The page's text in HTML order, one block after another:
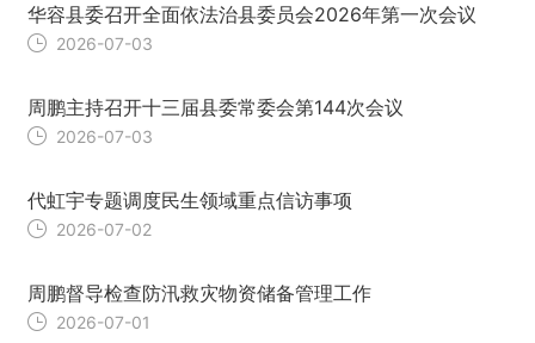
华容县委召开全面依法治县委员会2026年第一次会议
2026-07-03
周鹏主持召开十三届县委常委会第144次会议
2026-07-03
代虹宇专题调度民生领域重点信访事项
2026-07-02
周鹏督导检查防汛救灾物资储备管理工作
2026-07-01